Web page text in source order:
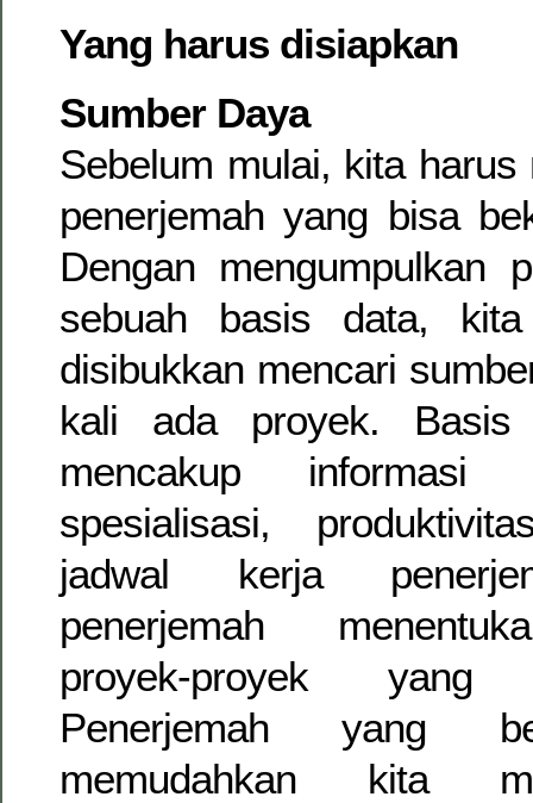
Yang harus disiapkan
Sumber Daya
Sebelum mulai, kita harus
penerjemah yang bisa
Dengan mengumpulkan
sebuah basis data,
disibukkan mencari
kali ada proyek. Basis
mencakup informasi
spesialisasi,
jadwal kerja
penerjemah
proyek-proyek
Penerjemah yang
memudahkan kita